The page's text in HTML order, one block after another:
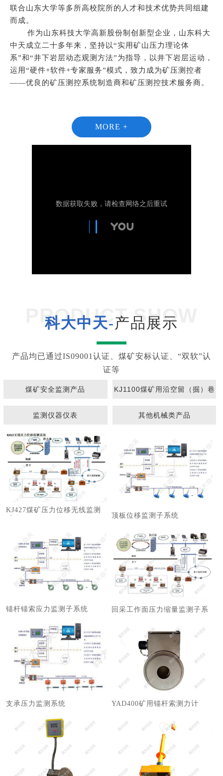
1 2
联合山东大学等多所高校院所的人才和技术优势共同组建
而成。
作为山东科技大学高新股份制创新型企业，山东科大
中天成立二十多年来，坚持以“实用矿山压力理论体
系”和“井下岩层动态观测方法”为指导，以井下岩层运动，
运用“硬件+软件+专家服务”模式，致力成为矿压测控者
——优良的矿压测控系统制造商和矿压测控技术服务商。
MORE +
PRODUCT SHOW
科大中天-产品展示
产品均已通过IS09001认证、煤矿安标认证、“双软”认
证等
煤矿安全监测产品 KJ1100煤矿用沿空留（掘）巷
监测仪器仪表
其他机械类产品
KJ427煤矿压力位移无线监测
顶板位移监测子系统
锚杆锚索应力监测子系统
回采工作面压力缩量监测子系
支承压力监测系统 YAD400矿用锚杆索测力计